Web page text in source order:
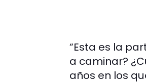
“Esta es la
a caminar?
años en los